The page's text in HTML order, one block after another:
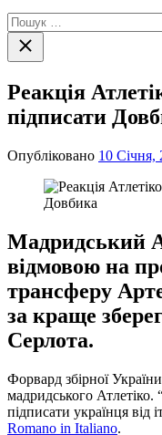
Пошук:
Закрити
пошук
Реакція
підписати
Опубліковано 10 Січня,
Мадридський
відмовою на
трансферу
за краще
Серлота.
Форвард збірної
мадридського
підписати українця від
Romano in Italiano.